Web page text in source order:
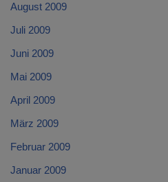
August 2009
Juli 2009
Juni 2009
Mai 2009
April 2009
März 2009
Februar 2009
Januar 2009